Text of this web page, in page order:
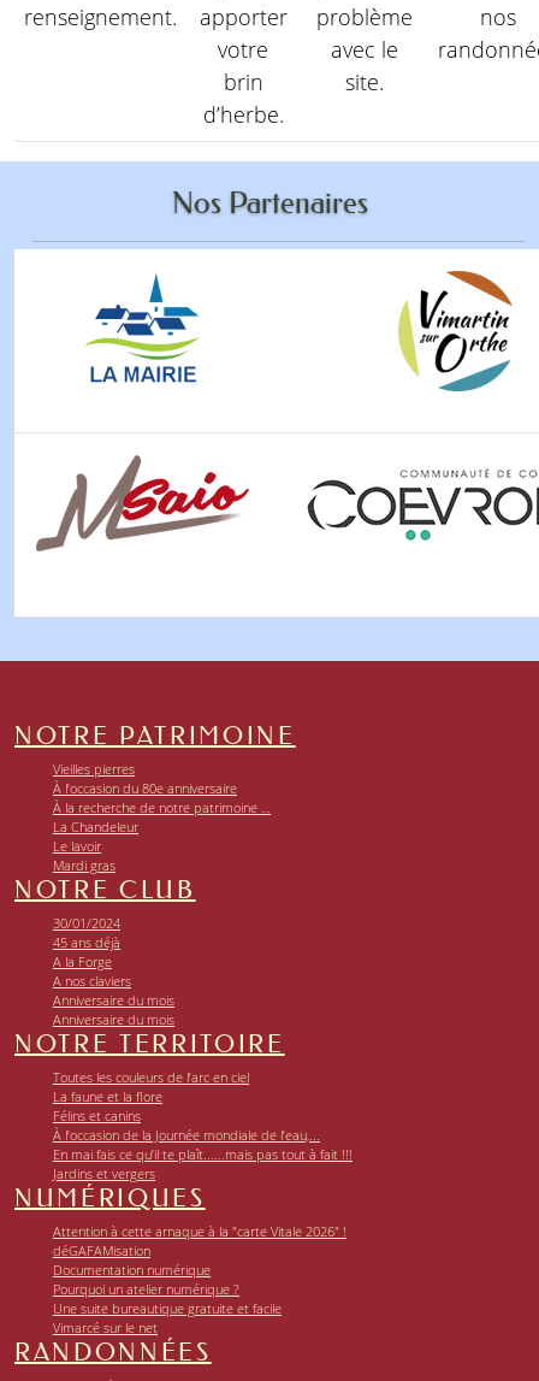
renseignement.
apporter
votre
brin
d’herbe.
problème
avec le
site.
nos
Nos Partenaires
NOTRE PATRIMOINE
Vieilles pierres
À l’occasion du 80e anniversaire
À la recherche de notre patrimoine …
La Chandeleur
Le lavoir
Mardi gras
NOTRE CLUB
30/01/2024
45 ans déjà
A la Forge
A nos claviers
Anniversaire du mois
Anniversaire du mois
NOTRE TERRITOIRE
Toutes les couleurs de l’arc en ciel
La faune et la flore
Félins et canins
À l’occasion de la Journée mondiale de l’eau,...
En mai fais ce qu’il te plaît......mais pas tout à fait !!!
Jardins et vergers
NUMÉRIQUES
Attention à cette arnaque à la "carte Vitale 2026" !
déGAFAMisation
Documentation numérique
Pourquoi un atelier numérique ?
Une suite bureautique gratuite et facile
Vimarcé sur le net
RANDONNÉES